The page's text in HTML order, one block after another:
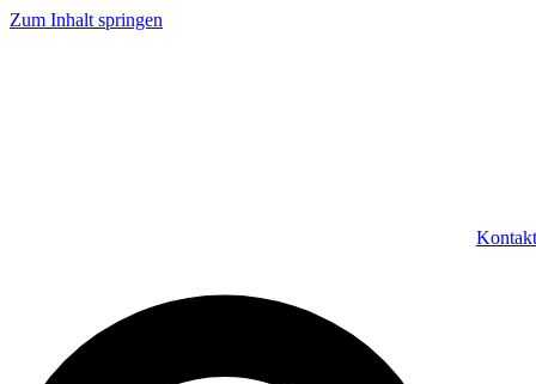
Zum Inhalt springen
Kontakt